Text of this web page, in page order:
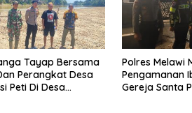
Tayap Bersama
Perangkat Desa
Peti Di Desa
Polres Melawi
Pengamanan
Gereja Santa